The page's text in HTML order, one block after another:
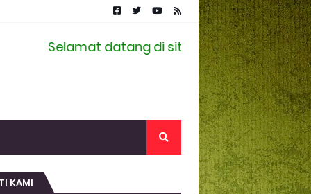
Selamat datang di situs resmi Kelompok
KAMI